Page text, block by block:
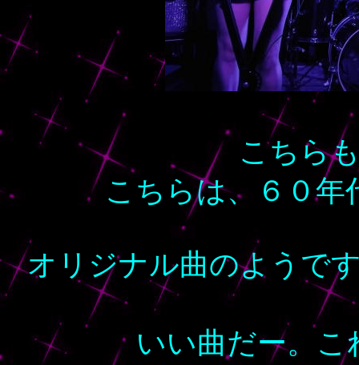
こちら
こちらは、６０
オリジナル曲のようで
いい曲だー。こ